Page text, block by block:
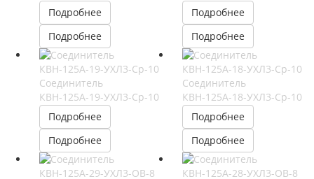
Подробнее
Подробнее
Подробнее
Подробнее
Соединитель
КВН-125А-19-УХЛ3-Ср-10
Подробнее
Подробнее
Соединитель
КВН-125А-18-УХЛ3-Ср-10
Подробнее
Подробнее